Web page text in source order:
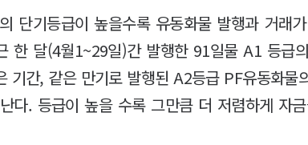
단기등급이 높을수록 유동화물 발행과 거래
한 달(4월1~29일)간 발행한 91일물 A1 등급
기간, 같은 만기로 발행된 A2등급 PF유동화
다. 등급이 높을 수록 그만큼 더 저렴하게 자